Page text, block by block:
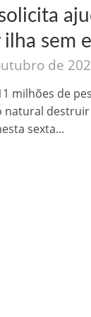
Como usam
ilha sem
de
milhões de
natural
sexta...